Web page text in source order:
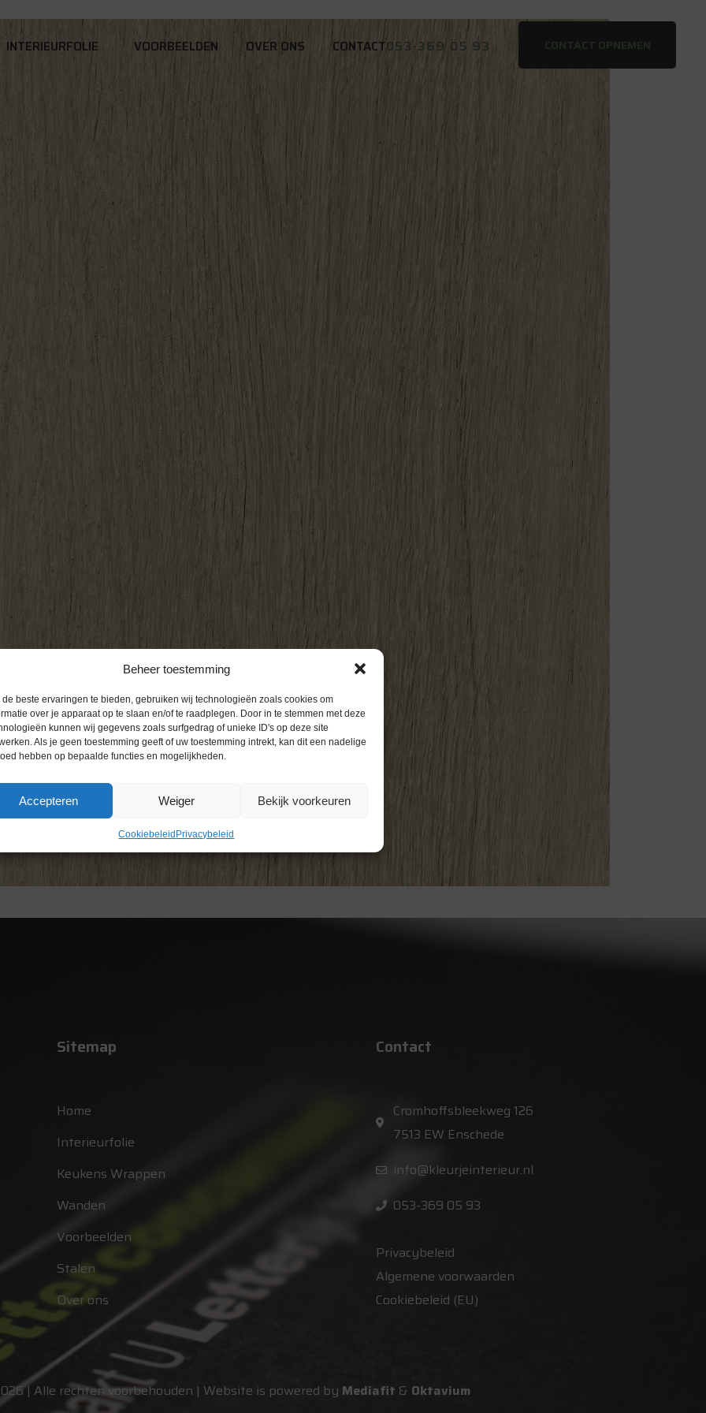
Beheer toestemming
de beste ervaringen te bieden, gebruiken wij technologieën zoals cookies om
over je apparaat op te slaan en/of te raadplegen. Door in te stemmen met deze
kunnen wij gegevens zoals surfgedrag of unieke ID's op deze site
Als je geen toestemming geeft of uw toestemming intrekt, kan dit een nadelige
hebben op bepaalde functies en mogelijkheden.
Accepteren Weiger Bekijk voorkeuren
Cookiebeleid Privacybeleid
INTERIEURFOLIE VOORBEELDEN OVER ONS CONTACT053-369 05 93 CONTACT OPNEMEN
Sitemap
Home
Interieurfolie
Keukens Wrappen
Wanden
Voorbeelden
Stalen
Over ons
Contact
Cromhoffsbleekweg 126
7513 EW Enschede
info@kleurjeinterieur.nl
053-369 05 93
Privacybeleid
Algemene voorwaarden
Cookiebeleid (EU)
| Alle rechten voorbehouden | Website is powered by Mediafit & Oktavium